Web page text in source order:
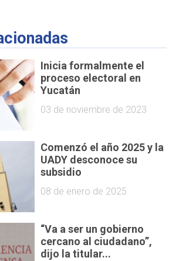
Inicia formalmente el
proceso electoral en
Yucatán
03 de noviembre de 2023
Comenzó el año 2025 y la
UADY desconoce su
subsidio
08 de enero de 2025
“Va a ser un gobierno
cercano al ciudadano”,
dijo la titular...